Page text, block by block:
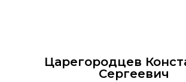
Царегородцев
Сергеевич